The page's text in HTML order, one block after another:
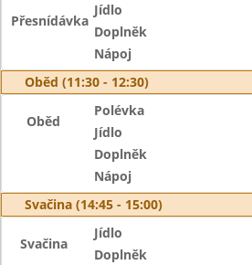
Přesnídávka
Jídlo
Doplněk
Nápoj
Oběd (11:30 - 12:30)
Oběd
Polévka
Jídlo
Doplněk
Nápoj
Svačina (14:45 - 15:00)
Svačina
Jídlo
Doplněk